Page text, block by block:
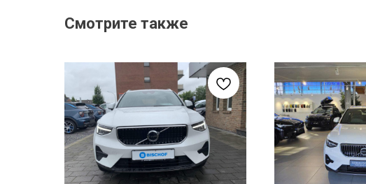
Смотрите также